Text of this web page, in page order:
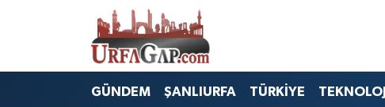
GÜNDEM ŞANLIURFA TÜRKİYE TEKNOLOJİ
Nöbetçi Eczaneler
Hava Durumu